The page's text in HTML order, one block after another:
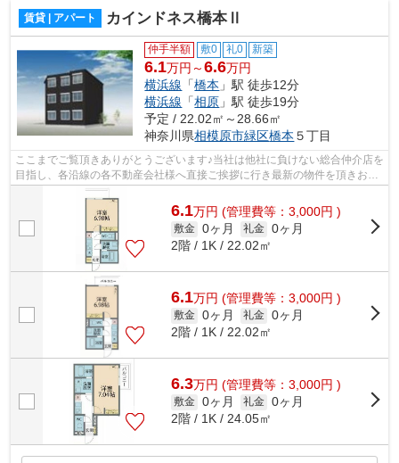
賃貸 | アパート カインドネス橋本Ⅱ
仲手半額 敷0 礼0 新築
6.1万円～6.6万円
横浜線 「橋本 」駅 徒歩12分
横浜線 「相原 」駅 徒歩19分
予定 / 22.02㎡～28.66㎡
神奈川県相模原市緑区橋本 ５丁目
ここまでご覧頂きありがとうございます♪当社は他社に負けない総合仲介店を
目指し、各沿線の各不動産会社様へ直接ご挨拶に行き最新の物件を頂きお客
様へ提供しております！最新の情報は...
6.1万円 (管理費等：3,000円 )
敷金 0ヶ月 礼金 0ヶ月
2階 / 1K / 22.02㎡
6.1万円 (管理費等：3,000円 )
敷金 0ヶ月 礼金 0ヶ月
2階 / 1K / 22.02㎡
6.3万円 (管理費等：3,000円 )
敷金 0ヶ月 礼金 0ヶ月
2階 / 1K / 24.05㎡